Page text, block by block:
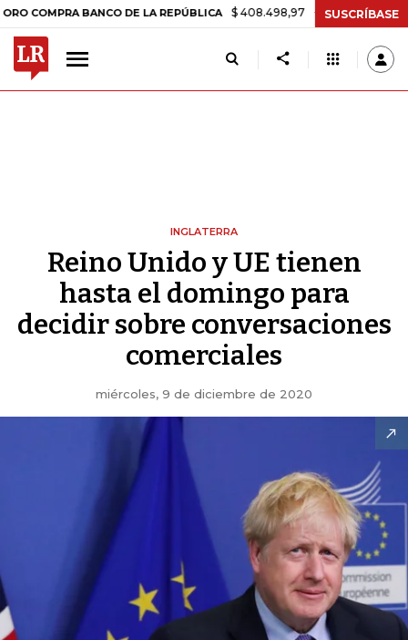
BANCO DE LA REPÚBLICA $ 408.498,97 +$ 8.753,81 +2,19%
SUSCRÍBASE
INGLATERRA
Reino Unido y UE tienen
hasta el domingo para
decidir sobre conversaciones
comerciales
miércoles, 9 de diciembre de 2020